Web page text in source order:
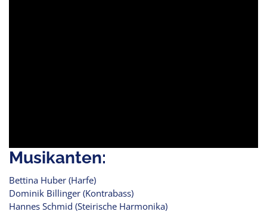
Musikanten:
Bettina Huber (Harfe)
Dominik Billinger (Kontrabass)
Hannes Schmid (Steirische Harmonika)